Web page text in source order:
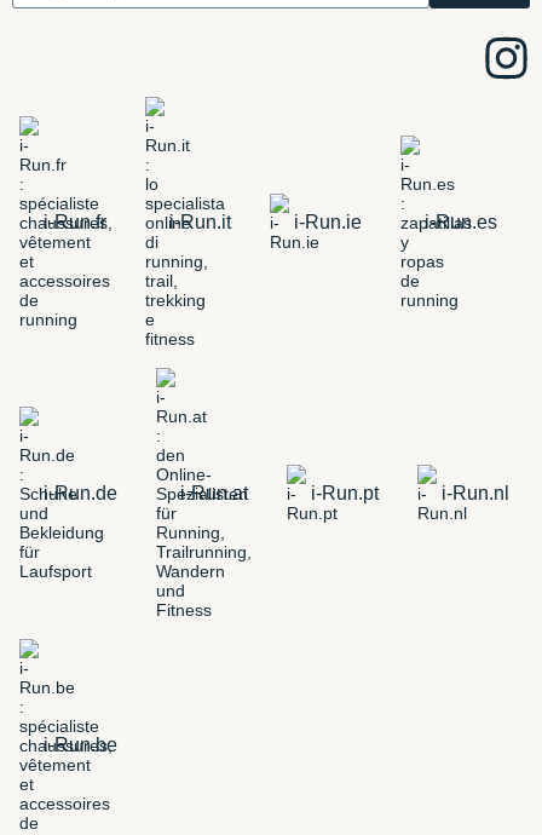
i-Run.fr i-Run.it i-Run.ie i-Run.es
i-Run.de i-Run.at i-Run.pt i-Run.nl
i-Run.be